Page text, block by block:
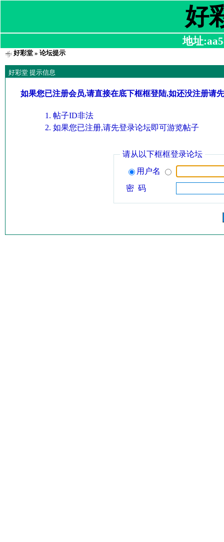
好
地址
好彩堂» 论坛提示
好彩堂 提示信息
如果您已注册会员,请直接在底下框框登陆,如还没注册请
帖子ID非法
如果您已注册,请先登录论坛即可游览帖子
请从以下框框登录论坛
用户名
密 码